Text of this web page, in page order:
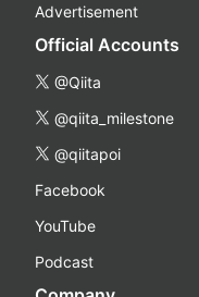
Advertisement
Official Accounts
@Qiita
@qiita_milestone
@qiitapoi
Facebook
YouTube
Podcast